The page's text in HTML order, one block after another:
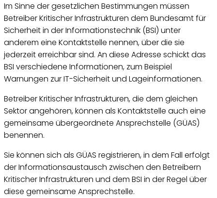
Im Sinne der gesetzlichen Bestimmungen müssen
Betreiber Kritischer Infrastrukturen dem Bundesamt für
Sicherheit in der Informationstechnik (BSI) unter
anderem eine Kontaktstelle nennen, über die sie
jederzeit erreichbar sind. An diese Adresse schickt das
BSI verschiedene Informationen, zum Beispiel
Warnungen zur IT-Sicherheit und Lageinformationen.
Betreiber Kritischer Infrastrukturen, die dem gleichen
Sektor angehören, können als Kontaktstelle auch eine
gemeinsame übergeordnete Ansprechstelle (GÜAS)
benennen.
Sie können sich als GÜAS registrieren, in dem Fall erfolgt
der Informationsaustausch zwischen den Betreibern
Kritischer Infrastrukturen und dem BSI in der Regel über
diese gemeinsame Ansprechstelle.